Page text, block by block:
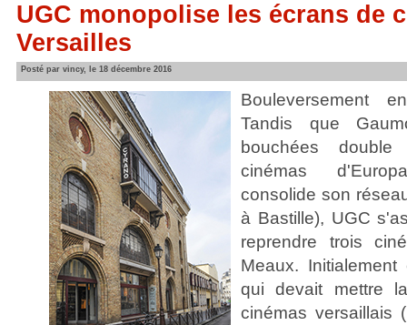
UGC monopolise les écrans de
Versailles
Posté par vincy, le 18 décembre 2016
Bouleversement
Tandis que
bouchées
cinémas
consolide son
à Bastille), UGC
reprendre trois
Meaux.
qui devait mettre
cinémas versaillais (